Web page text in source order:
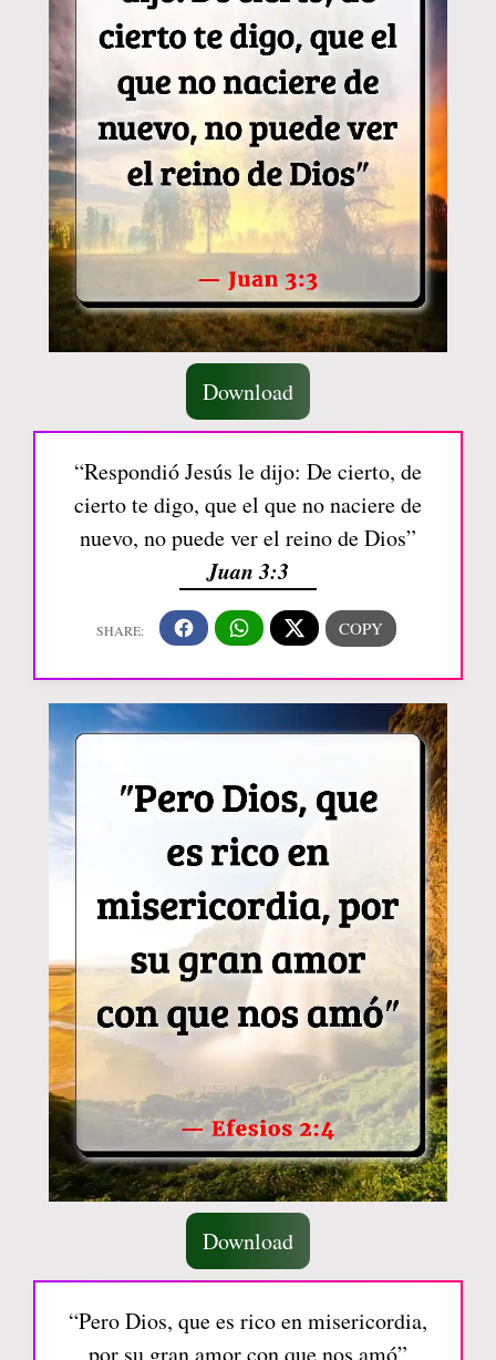
Download
“Respondió Jesús le dijo: De cierto, de
cierto te digo, que el que no naciere de
nuevo, no puede ver el reino de Dios”
Juan 3:3
Download
“Pero Dios, que es rico en misericordia,